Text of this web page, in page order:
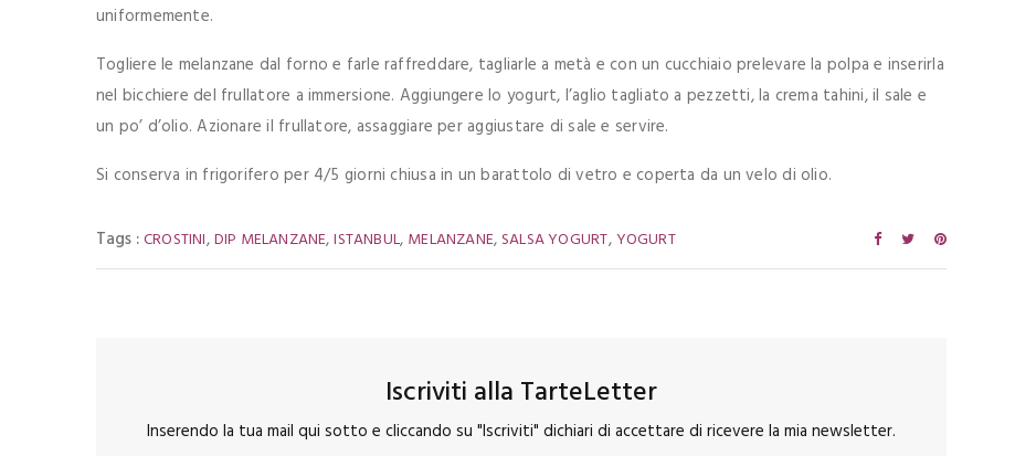
uniformemente.
Togliere le melanzane dal forno e farle raffreddare, tagliarle a metà e con un cucchiaio prelevare la polpa e inserirla
nel bicchiere del frullatore a immersione. Aggiungere lo yogurt, l’aglio tagliato a pezzetti, la crema tahini, il sale e
un po’ d’olio. Azionare il frullatore, assaggiare per aggiustare di sale e servire.
Si conserva in frigorifero per 4/5 giorni chiusa in un barattolo di vetro e coperta da un velo di olio.
Tags :CROSTINI,DIP MELANZANE,ISTANBUL, MELANZANE, SALSA YOGURT,YOGURT
Iscriviti alla TarteLetter
Inserendo la tua mail qui sotto e cliccando su "Iscriviti" dichiari di accettare di ricevere la mia newsletter.